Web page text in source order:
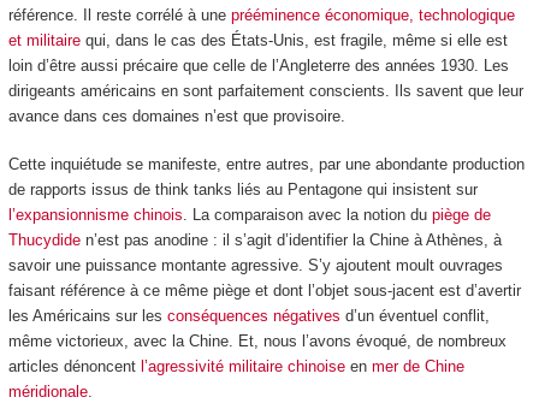
référence. Il reste corrélé à une prééminence économique, technologique
et militairequi, dans le cas des États-Unis, est fragile, même si elle est
loin d’être aussi précaire que celle de l’Angleterre des années 1930. Les
dirigeants américains en sont parfaitement conscients. Ils savent que leur
avance dans ces domaines n’est que provisoire.
Cette inquiétude se manifeste, entre autres, par une abondante production
de rapports issus de think tanks liés au Pentagone qui insistent sur
l’expansionnisme chinois. La comparaison avec la notion du piège de
Thucydiden’est pas anodine : il s’agit d’identifier la Chine à Athènes, à
savoir une puissance montante agressive. S’y ajoutent moult ouvrages
faisant référence à ce même piège et dont l’objet sous-jacent est d’avertir
les Américains sur les conséquences négatives d’un éventuel conflit,
même victorieux, avec la Chine. Et, nous l’avons évoqué, de nombreux
articles dénoncent l’agressivité militaire chinoiseen mer de Chine
méridionale.